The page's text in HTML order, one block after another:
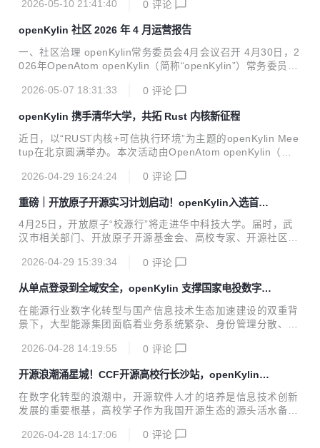
「模型—...
woo Kim发现，漏洞编号分别为CVE-2026-43284和CVE-202
伏在内核的不同位置： xfrm-ESP Page-Cache Write漏洞 Rx
RPC Page-Cache Write漏洞 具体来说，利用Dirty Frag漏
洞，攻击者可以通过修改系统关键文件（比如/etc/passwd或
者SUID二进制程序），...
2026-05-10 21:41:40 0 评论
openKylin 社区 2026 年 4 月运营报告
一、社区治理 openKylin常务委员会4月会议召开 4月30日，2
026年OpenAtom openKylin（简称“openKylin”）常务委员会
国防科大、国家工信安全中心常委单位代表参会。会议汇报了
议。 openKylin生态委员会第五次会议召开 4 月 16 日，open
Kylin 生态委员会第五次会议成功举行。开放原子、麒麟软
件、联想开天、海光信息、国防科大、国家工信安全中心、沐
曦、中科通量、飞腾、中科方德、兆芯、面壁智能、北京麟
卓、景美、涛略、进迭时空、安势信息、技...
2026-05-07 18:31:33 0 评论
openKylin 携手清华大学，共拓 Rust 内核新征程
近日，以“RUST内核+可信执行环境”为主题的openKylin Mee
tup在北京圆满举办。本次活动由OpenAtom openKylin（简
室联合协办，在轻松惬意的氛围里，开启了一场前沿技术唠嗑
位高校代表、企业技术专家和开源爱好者以线下+线上方式齐
聚，围绕RUST内核与可信执行环境的技术突破，探索操作系
统技术创新的可能性。 清华大学副教授陈渝为本次活动致辞。
者携手合作，共同推进基于Rus...
2026-04-29 16:24:24 0 评论
重磅｜开放原子开源实习计划启动！openKylin入选首批
核心社区
4月25日，开放原子“校源行”将走进华中科技大学。届时，武
汉市相关部门、开放原子开源基金会、高校专家、开源社区代
技术前沿、开源人才培养、开源实践育人等主题展开深入交
开源实习是开放原子开源基金会联合孵化社区、合作单位共同
发起的线上实习项目，旨在鼓励在校学生积极参与开源社区，
在实际的开源环境中提升实践能力，在社区中成长为优秀的开
习申请后，可在社区领取任务，每完成一个任务可获得相应积
2026-04-29 15:39:34 0 评论
从单点登录到全域安全，openKylin 支撑国家电投数字身
份认证创新实践
在能源行业数字化转型与国产信息技术生态加速建设的双重背
景下，大型能源集团面临着业务系统繁杂、身份管理分散、安
新能源发电集团，国家电投集团数字科技有限公司（简称“电
技术路线为底座，依托银河麒麟桌面操作系统，完成数字身份
管理系统（4A系统）深度适配与创新应用，破解能源行业终端
管理与身份认证痛点，为大型集团企业数字化转型提供可复制
业作为国家关键信息基础设施领域，业务系统种类多、覆盖范
2026-04-28 14:19:55 0 评论
开源浪潮涌星城！CCF开源高校行长沙站，openKylin踏
浪而来
在数字化转型的浪潮中，开源软件人才的培养是信息技术创新
发展的重要根基，高校学子作为我国开源生态的源头活水备受
员会教育组开展的活动，旨在高校加强开源文化宣传和开源人
2026-04-28 14:17:06 0 评论